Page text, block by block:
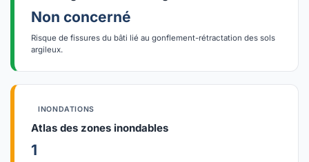
Non concerné
Risque de fissures du bâti lié au gonflement-rétractation des sols
argileux.
INONDATIONS
Atlas des zones inondables
1